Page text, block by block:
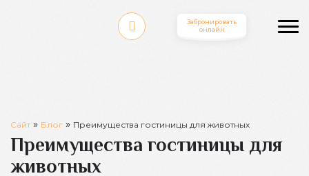
Забронировать
онлайн
Сайт » Блог » Преимущества гостиницы для животных
Преимущества гостиницы для
животных